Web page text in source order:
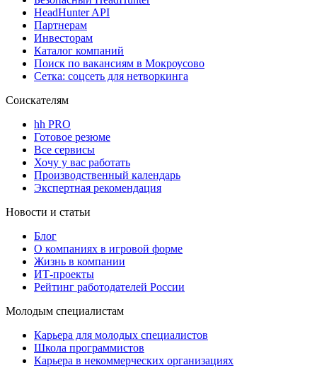
HeadHunter API
Партнерам
Инвесторам
Каталог компаний
Поиск по вакансиям в Мокроусово
Сетка: соцсеть для нетворкинга
Соискателям
hh PRO
Готовое резюме
Все сервисы
Хочу у вас работать
Производственный календарь
Экспертная рекомендация
Новости и статьи
Блог
О компаниях в игровой форме
Жизнь в компании
ИТ-проекты
Рейтинг работодателей России
Молодым специалистам
Карьера для молодых специалистов
Школа программистов
Карьера в некоммерческих организациях